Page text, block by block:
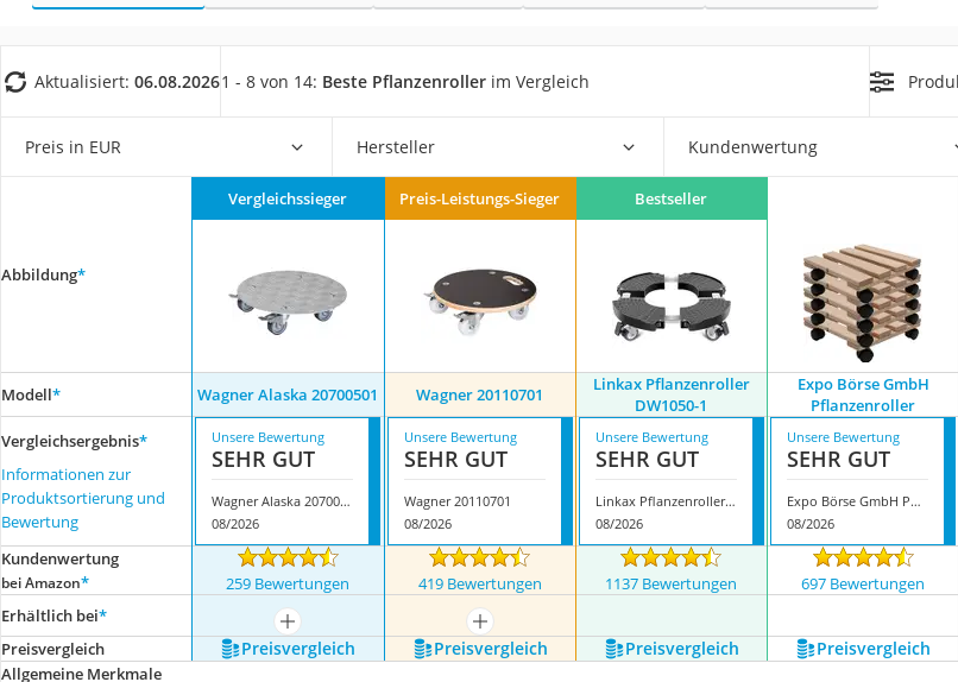
Benzinrasenmäher mit Elektrostart
Löschdecke
Winterharte Palmen
Gasdurchlauferhitzer
Aktualisiert: 06.08.20261 - 8 von 14: Beste Pflanzenroller im Vergleich
Preis in EUR Hersteller Kundenwertung
Abbildung*
Vergleichssieger Preis-Leistungs-Sieger Bestseller
Modell* Wagner Alaska 20700501 Wagner 20110701
Linkax Pflanzenroller
‎DW1050-1
Expo Börse GmbH
Pflanzenroller
Vergleichsergebnis*
Informationen zur
Produktsortierung und
Bewertung
Unsere Bewertung
SEHR GUT
Wagner Alaska 20700501
08/2026
Unsere Bewertung
SEHR GUT
Wagner 20110701
08/2026
Unsere Bewertung
SEHR GUT
Linkax Pflanzenroller ‎DW1050-1
08/2026
Unsere Bewertung
SEHR GUT
Expo Börse GmbH Pflanzenroller
08/2026
Kundenwertung
bei Amazon* 259 Bewertungen 419 Bewertungen 1137 Bewertungen 697 Bewertungen
Erhältlich bei*
mehr anzeigen
mehr anzeigen
Preis­vergleich
Preis­vergleich Preis­vergleich Preis­vergleich Preis­vergleich
Allgemeine Merkmale